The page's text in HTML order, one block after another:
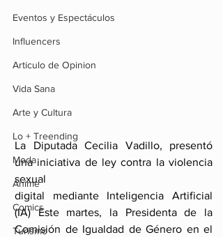
Eventos y Espectáculos
Influencers
Articulo de Opinion
Vida Sana
Arte y Cultura
Lo + Treending
Moda
Anime
Comics
Turismo
La Diputada Cecilia Vadillo, presentó
una iniciativa de ley contra la violencia
sexual
digital mediante Inteligencia Artificial
(IA) Este martes, la Presidenta de la
Comisión de Igualdad de Género en el